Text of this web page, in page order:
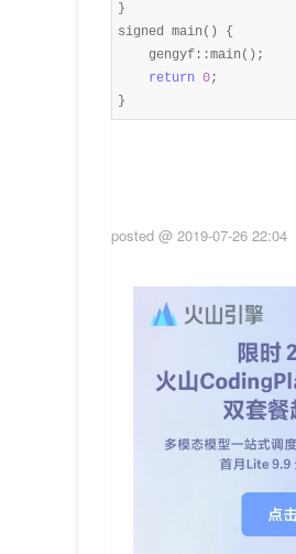
}
signed main() {
    gengyf::main();
return 0;
}
posted @ 2019-07-26 22:04